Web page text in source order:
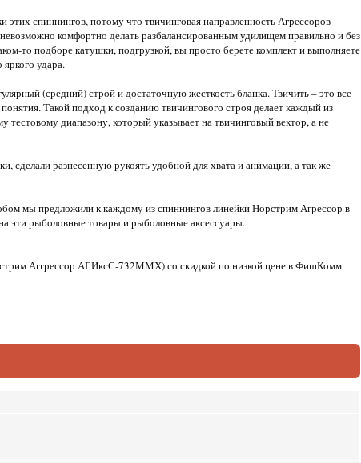
спиннингов, потому что твичинговая направленность Агрессоров
комфортно делать разбалансированным удилищем правильно и без
то подборе катушки, подгрузкой, вы просто берете комплект и выполняете
удара.
(средний) строй и достаточную жесткость бланка. Твичить – это все
Такой подход к созданию твичингового строя делает каждый из
диапазону, который указывает на твичинговый вектор, а не
сделали разнесенную рукоять удобной для хвата и анимации, а так же
мы предложили к каждому из спиннингов линейки Норстрим Агрессор в
эти рыболовные товары и рыболовные аксессуары.
Аггрессор АГИксС-732ММХ) со скидкой по низкой цене в ФишКомм